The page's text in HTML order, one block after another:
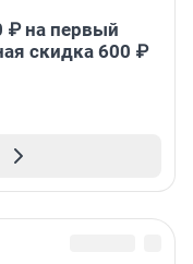
₽ на первый
скидка 600 ₽